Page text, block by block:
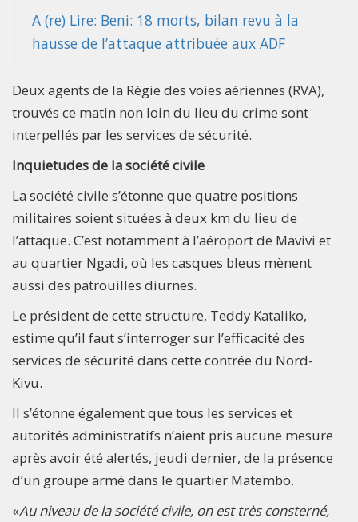
A (re) Lire: Beni: 18 morts, bilan revu à la
hausse de l’attaque attribuée aux ADF
Deux agents de la Régie des voies aériennes (RVA),
trouvés ce matin non loin du lieu du crime sont
interpellés par les services de sécurité.
Inquietudes de la société civile
La société civile s’étonne que quatre positions
militaires soient situées à deux km du lieu de
l’attaque. C’est notamment à l’aéroport de Mavivi et
au quartier Ngadi, où les casques bleus mènent
aussi des patrouilles diurnes.
Le président de cette structure, Teddy Kataliko,
estime qu’il faut s’interroger sur l’efficacité des
services de sécurité dans cette contrée du Nord-
Kivu.
Il s’étonne également que tous les services et
autorités administratifs n’aient pris aucune mesure
après avoir été alertés, jeudi dernier, de la présence
d’un groupe armé dans le quartier Matembo.
«Au niveau de la société civile, on est très consterné,